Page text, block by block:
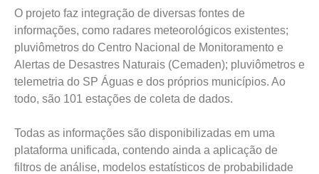
O projeto faz integração de diversas fontes de
informações, como radares meteorológicos existentes;
pluviômetros do Centro Nacional de Monitoramento e
Alertas de Desastres Naturais (Cemaden); pluviômetros e
telemetria do SP Águas e dos próprios municípios. Ao
todo, são 101 estações de coleta de dados.
Todas as informações são disponibilizadas em uma
plataforma unificada, contendo ainda a aplicação de
filtros de análise, modelos estatísticos de probabilidade